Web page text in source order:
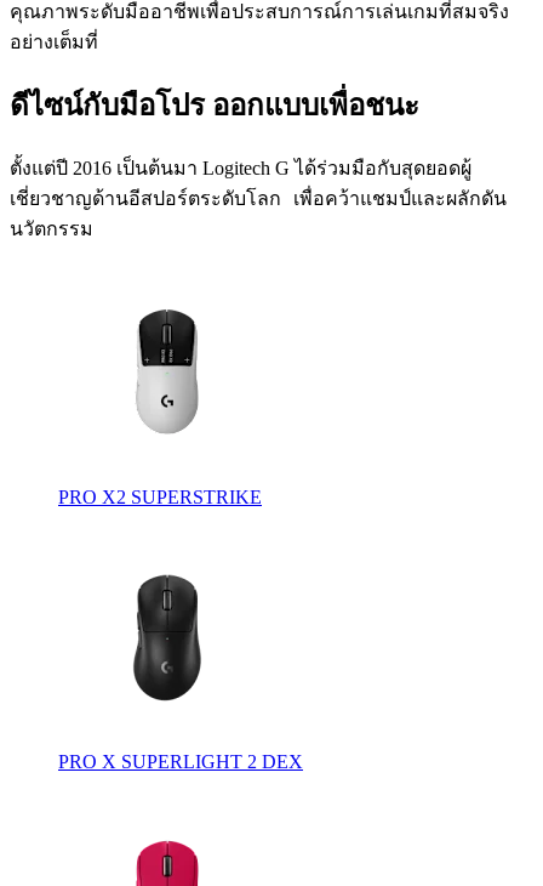
คุณภาพระดับมืออาชีพเพื่อประสบการณ์การเล่นเกมที่สมจริง
อย่างเต็มที่
ดีไซน์กับมือโปร ออกแบบเพื่อชนะ
ตั้งแต่ปี 2016 เป็นต้นมา Logitech G ได้ร่วมมือกับสุดยอดผู้
เชี่ยวชาญด้านอีสปอร์ตระดับโลก เพื่อคว้าแชมป์และผลักดัน
นวัตกรรม
PRO X2 SUPERSTRIKE
PRO X SUPERLIGHT 2 DEX